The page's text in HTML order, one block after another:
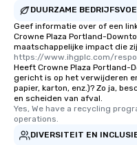
DUURZAME
Geef informatie over of een
Crowne Plaza Portland-
maatschappelijke impact die
https://www.ihgplc.com/
Heeft Crowne Plaza Portland-
gericht is op het verwijderen
papier, karton, enz.)? Zo ja,
en scheiden van afval.
Yes, We have a recycling
operations.
DIVERSITEIT EN